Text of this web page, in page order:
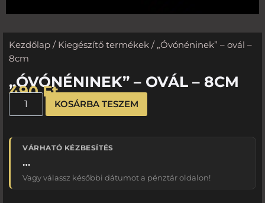
Kezdőlap / Kiegészítő termékek / „Óvónéninek” – ovál –
8cm
„ÓVÓNÉNINEK” – OVÁL – 8CM
490Ft
KOSÁRBA TESZEM
VÁRHATÓ KÉZBESÍTÉS
…
Vagy válassz későbbi dátumot a pénztár oldalon!